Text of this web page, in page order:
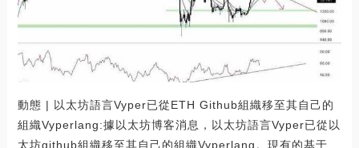
動態 | 以太坊語言Vyper已從ETH Github組織移至其自己的
組織Vyperlang:據以太坊博客消息，以太坊語言Vyper已從以
太坊github組織移至其自己的組織Vyperlang。現有的基于